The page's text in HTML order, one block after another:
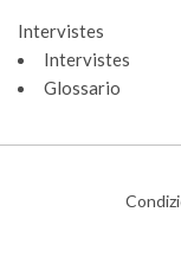
Intervistes
Intervistes
Glossario